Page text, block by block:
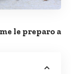
le preparo a